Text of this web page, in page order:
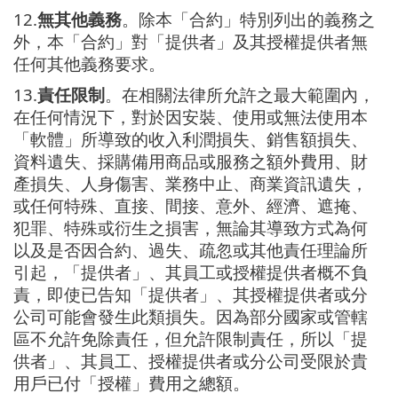
12.無其他義務。除本「合約」特別列出的義務之
外，本「合約」對「提供者」及其授權提供者無
任何其他義務要求。
13.責任限制。在相關法律所允許之最大範圍內，
在任何情況下，對於因安裝、使用或無法使用本
「軟體」所導致的收入利潤損失、銷售額損失、
資料遺失、採購備用商品或服務之額外費用、財
產損失、人身傷害、業務中止、商業資訊遺失，
或任何特殊、直接、間接、意外、經濟、遮掩、
犯罪、特殊或衍生之損害，無論其導致方式為何
以及是否因合約、過失、疏忽或其他責任理論所
引起，「提供者」、其員工或授權提供者概不負
責，即使已告知「提供者」、其授權提供者或分
公司可能會發生此類損失。因為部分國家或管轄
區不允許免除責任，但允許限制責任，所以「提
供者」、其員工、授權提供者或分公司受限於貴
用戶已付「授權」費用之總額。